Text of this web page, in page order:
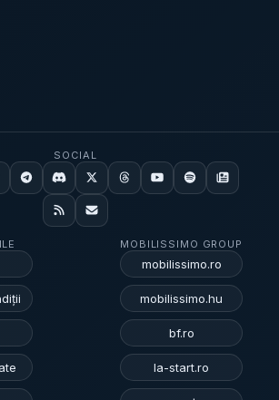
SOCIAL
MOBILISSIMO GROUP
mobilissimo.ro
mobilissimo.hu
bf.ro
la-start.ro